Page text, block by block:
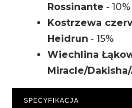
Rossinante - 10%
Kostrzewa
Heidrun - 15%
Wiechlina
Miracle/
SPECYFIKACJA